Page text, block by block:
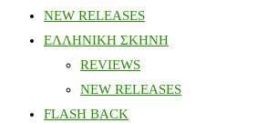
NEW RELEASES
ΕΛΛΗΝΙΚΗ ΣΚΗΝΗ
REVIEWS
NEW RELEASES
FLASH BACK